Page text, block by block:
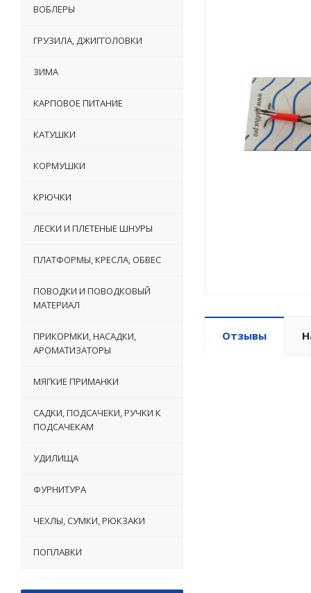
Отзывы
ВОБЛЕРЫ
ГРУЗИЛА, ДЖИГГОЛОВКИ
ЗИМА
КАРПОВОЕ ПИТАНИЕ
КАТУШКИ
КОРМУШКИ
КРЮЧКИ
ЛЕСКИ И ПЛЕТЕНЫЕ ШНУРЫ
ПЛАТФОРМЫ, КРЕСЛА, ОБВЕС
ПОВОДКИ И ПОВОДКОВЫЙ
МАТЕРИАЛ
ПРИКОРМКИ, НАСАДКИ,
АРОМАТИЗАТОРЫ
МЯГКИЕ ПРИМАНКИ
САДКИ, ПОДСАЧЕКИ, РУЧКИ К
ПОДСАЧЕКАМ
УДИЛИЩА
ФУРНИТУРА
ЧЕХЛЫ, СУМКИ, РЮКЗАКИ
ПОПЛАВКИ